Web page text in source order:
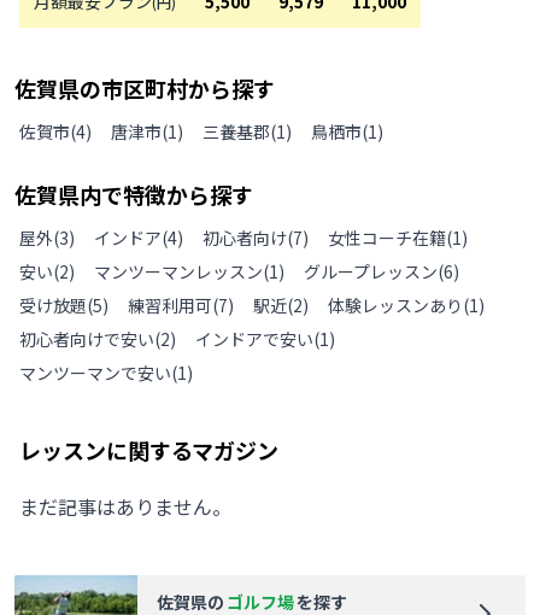
佐賀県の市区町村から探す
佐賀市(4) 唐津市(1) 三養基郡(1) 鳥栖市(1)
佐賀県内で特徴から探す
屋外(3) インドア(4) 初心者向け(7) 女性コーチ在籍(1)
安い(2) マンツーマンレッスン(1) グループレッスン(6)
受け放題(5) 練習利用可(7) 駅近(2) 体験レッスンあり (1)
初心者向けで安い(2) インドアで安い(1)
マンツーマンで安い(1)
レッスンに関するマガジン
まだ記事はありません。
佐賀県の ゴルフ場を探す